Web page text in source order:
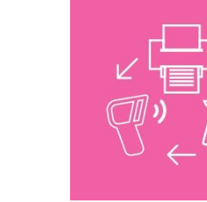
drukarki bonowe;
dla kuchni, baru, wpłat/
kasy oraz raportów
wagi; sprzedaż
czytniki kodów kreskowych,
terminale płatnicze;